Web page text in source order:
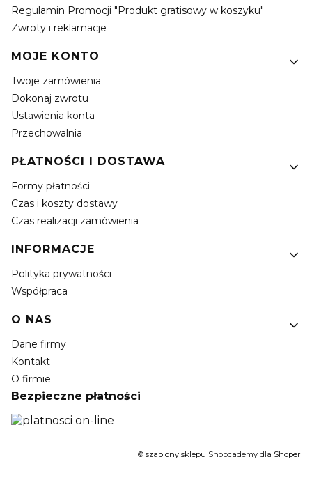
Regulamin Promocji "Produkt gratisowy w koszyku"
Zwroty i reklamacje
MOJE KONTO
Twoje zamówienia
Dokonaj zwrotu
Ustawienia konta
Przechowalnia
PŁATNOŚCI I DOSTAWA
Formy płatności
Czas i koszty dostawy
Czas realizacji zamówienia
INFORMACJE
Polityka prywatności
Współpraca
O NAS
Dane firmy
Kontakt
O firmie
Bezpieczne płatności
© szablony sklepu Shopcademy dla Shoper